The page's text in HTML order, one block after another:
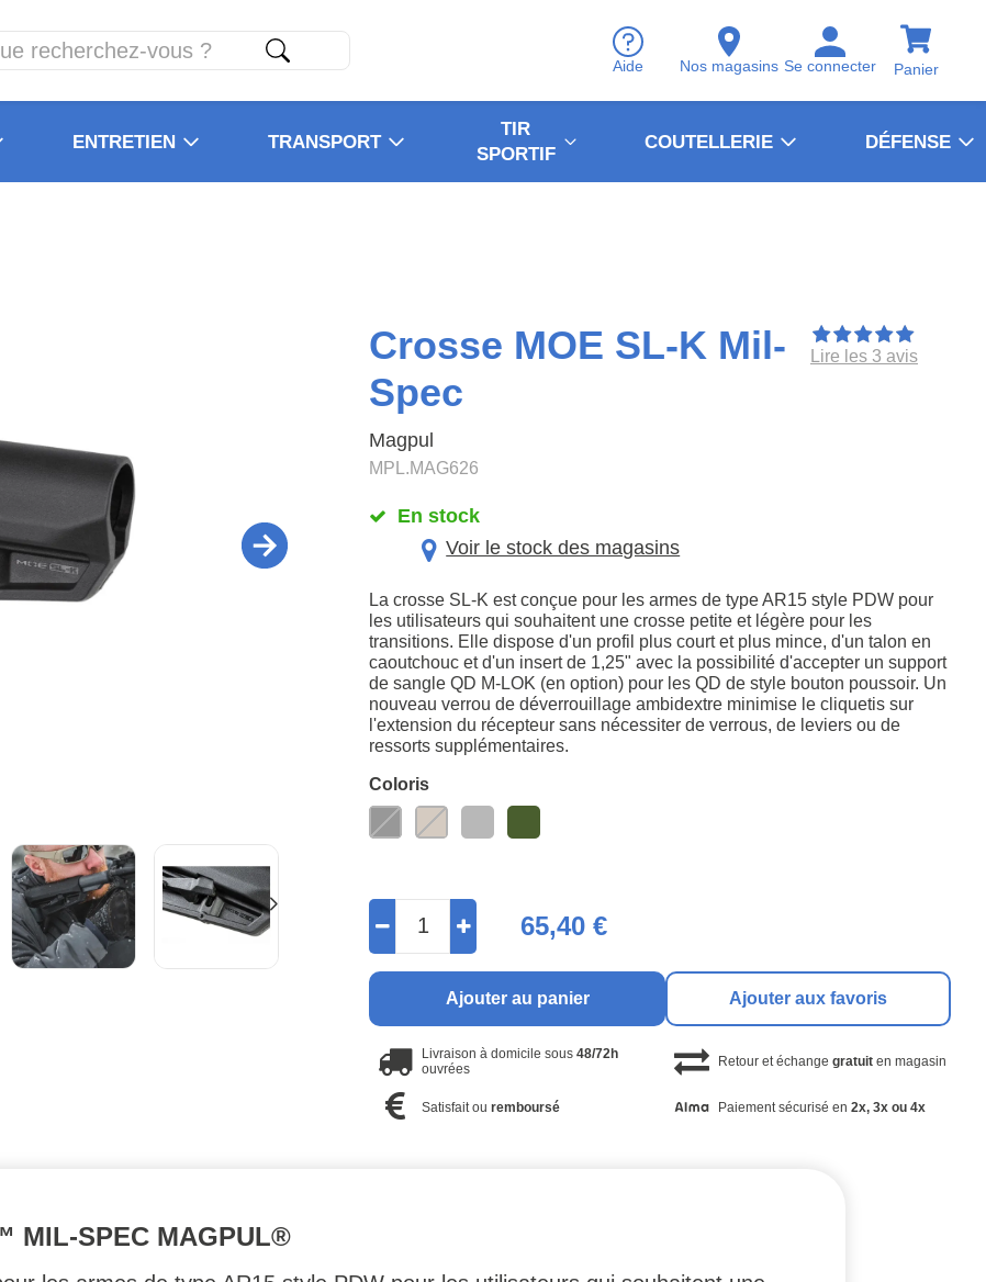
Aide Nos magasins Se connecter Panier
ENTRETIEN TRANSPORT
TIR
SPORTIF
COUTELLERIE DÉFENSE
Crosse MOE SL-K Mil-
Spec
Magpul
MPL.MAG626
Lire les 3 avis
En stock
Voir le stock des magasins
La crosse SL-K est conçue pour les armes de type AR15 style PDW pour
les utilisateurs qui souhaitent une crosse petite et légère pour les
transitions. Elle dispose d'un profil plus court et plus mince, d'un talon en
caoutchouc et d'un insert de 1,25" avec la possibilité d'accepter un support
de sangle QD M-LOK (en option) pour les QD de style bouton poussoir. Un
nouveau verrou de déverrouillage ambidextre minimise le cliquetis sur
l'extension du récepteur sans nécessiter de verrous, de leviers ou de
ressorts supplémentaires.
Coloris
65,40 €
Ajouter au panier Ajouter aux favoris
Livraison à domicile sous48/72h
ouvrées
Retour et échange gratuiten magasin
Satisfait ouremboursé Paiement sécurisé en 2x, 3x ou 4x
MIL-SPEC MAGPUL®